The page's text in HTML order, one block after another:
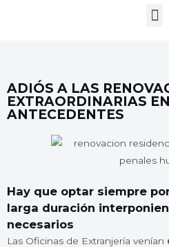
ADIÓS A LAS
EXTRAORDINARIAS
ANTECEDENTES
Hay que optar siempre
larga duración
necesarios
Las Oficinas de Extranjería venían